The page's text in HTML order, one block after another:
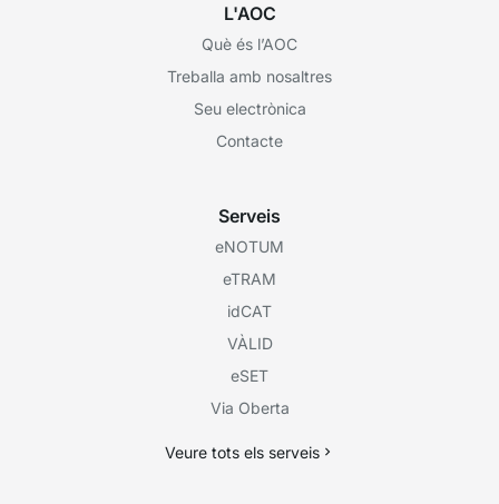
L'AOC
Què és l’AOC
Treballa amb nosaltres
Seu electrònica
Contacte
Serveis
eNOTUM
eTRAM
idCAT
VÀLID
eSET
Via Oberta
Veure tots els serveis